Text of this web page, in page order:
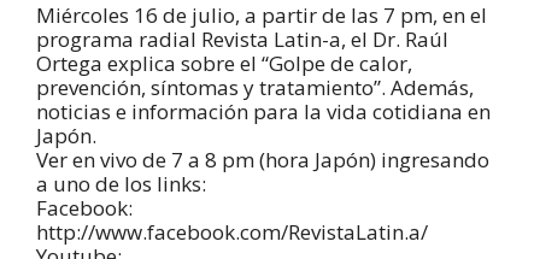
Miércoles 16 de julio, a partir de las 7 pm, en el
programa radial Revista Latin-a, el Dr. Raúl
Ortega explica sobre el “Golpe de calor,
prevención, síntomas y tratamiento”. Además,
noticias e información para la vida cotidiana en
Japón.
Ver en vivo de 7 a 8 pm (hora Japón) ingresando
a uno de los links:
Facebook:
http://www.facebook.com/RevistaLatin.a/